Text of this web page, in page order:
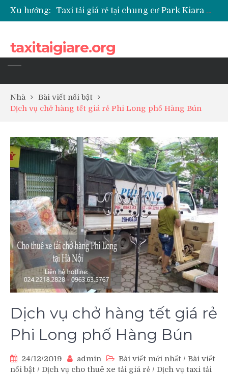
Xu hướng:
Taxi tải giá rẻ tại chung cư Park Kiara Hà Đông
Taxi tải giá rẻ tại chung cư Grande Park Phú Lãm
taxitaigiare.org
Nhà
Bài viết nổi bật
Dịch vụ chở hàng tết giá rẻ Phi Long phố Hàng Bún
Dịch vụ chở hàng tết giá rẻ
Phi Long phố Hàng Bún
24/12/2019 admin Bài viết mới nhất / Bài viết
nổi bật / Dịch vụ cho thuê xe tải giá rẻ / Dịch vụ taxi tải